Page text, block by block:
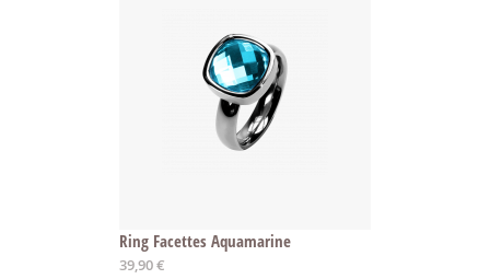
Ring Facettes Aquamarine
39,90 €